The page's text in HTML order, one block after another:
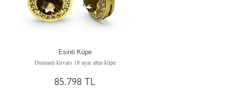
Esinti Küpe
Dumanlı kuvars 18 ayar altın küpe
85.798 TL